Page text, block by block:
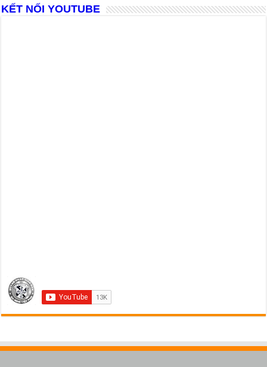
KẾT NỐI YOUTUBE